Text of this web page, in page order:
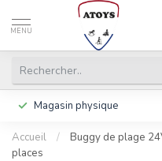
MENU
Magasin physique
Accueil /
Buggy de plage
places